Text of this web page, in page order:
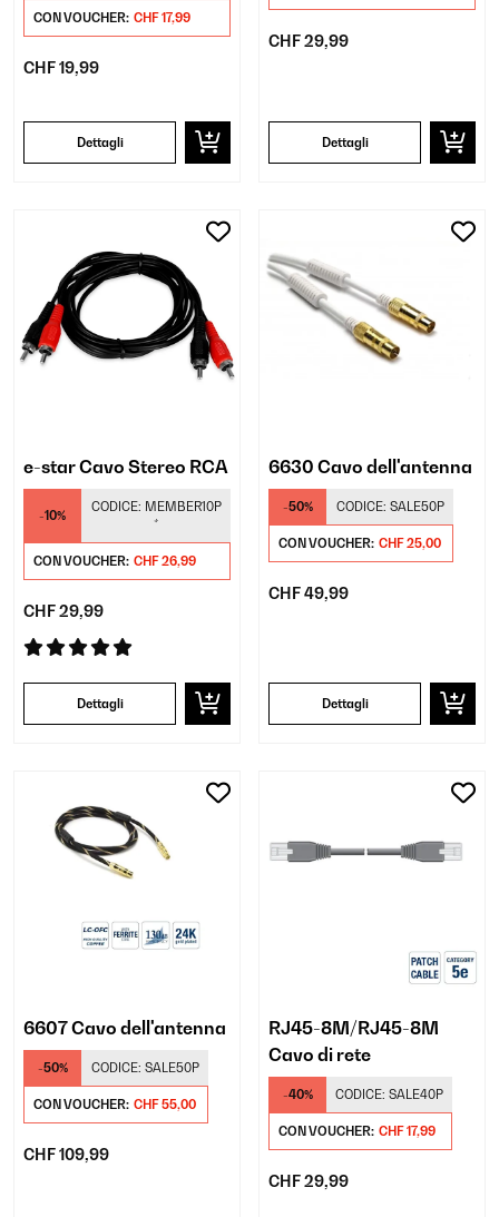
CON VOUCHER: CHF 17,99
CHF 19,99
Dettagli
CHF 29,99
Dettagli
e-star Cavo Stereo RCA
-10%
CODICE: MEMBER10P
*
CON VOUCHER: CHF 26,99
CHF 29,99
Dettagli
6630 Cavo dell'antenna
-50% CODICE: SALE50P
CON VOUCHER: CHF 25,00
CHF 49,99
Dettagli
6607 Cavo dell'antenna
-50% CODICE: SALE50P
CON VOUCHER: CHF 55,00
CHF 109,99
RJ45-8M/RJ45-8M
Cavo di rete
-40% CODICE: SALE40P
CON VOUCHER: CHF 17,99
CHF 29,99